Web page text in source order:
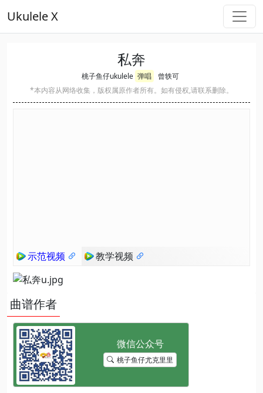
Ukulele X
私奔
桃子鱼仔ukulele 弹唱
曾轶可
*本内容从网络收集，版权属原作者所有。如有侵权,请联系删除。
示范视频 教学视频
曲谱作者
桃子鱼仔尤克里里